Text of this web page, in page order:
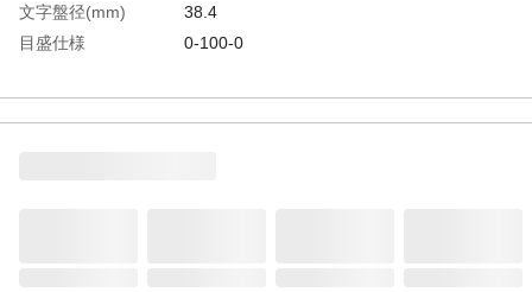
文字盤径(mm)
38.4
目盛仕様
0-100-0
生産国
日本